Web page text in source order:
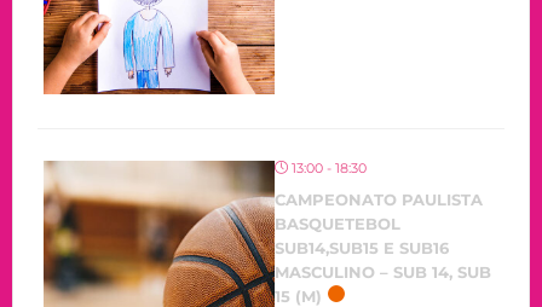
13:00 - 18:30
CAMPEONATO PAULISTA
BASQUETEBOL
SUB14,SUB15 E SUB16
MASCULINO – SUB 14, SUB
15 (M)